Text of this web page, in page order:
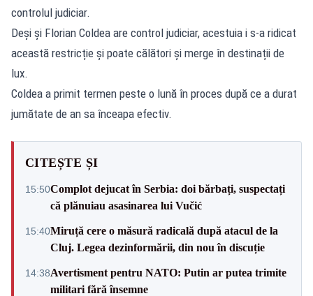
controlul judiciar.
Deși și Florian Coldea are control judiciar, acestuia i s-a ridicat
această restricție și poate călători și merge în destinații de
lux.
Coldea a primit termen peste o lună în proces după ce a durat
jumătate de an sa înceapa efectiv.
CITEȘTE ȘI
15:50Complot dejucat în Serbia: doi bărbați, suspectați
că plănuiau asasinarea lui Vučić
15:40Miruță cere o măsură radicală după atacul de la
Cluj. Legea dezinformării, din nou în discuție
14:38Avertisment pentru NATO: Putin ar putea trimite
militari fără însemne